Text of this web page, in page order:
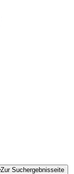
Zur Suchergebnisseite